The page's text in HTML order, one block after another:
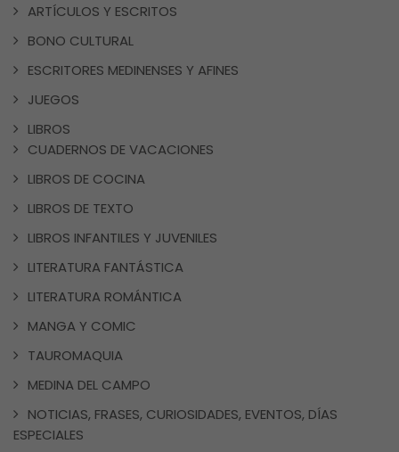
ARTÍCULOS Y ESCRITOS
BONO CULTURAL
ESCRITORES MEDINENSES Y AFINES
JUEGOS
LIBROS
CUADERNOS DE VACACIONES
LIBROS DE COCINA
LIBROS DE TEXTO
LIBROS INFANTILES Y JUVENILES
LITERATURA FANTÁSTICA
LITERATURA ROMÁNTICA
MANGA Y COMIC
TAUROMAQUIA
MEDINA DEL CAMPO
NOTICIAS, FRASES, CURIOSIDADES, EVENTOS, DÍAS
ESPECIALES